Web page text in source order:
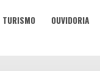
TURISMO OUVIDORIA